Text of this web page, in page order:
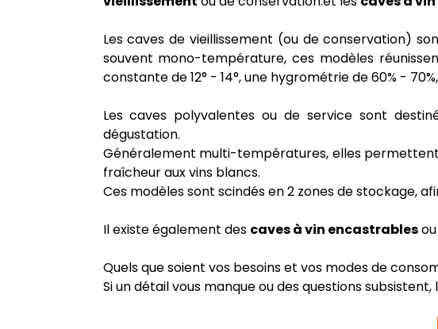
Les caves de vieillissement (ou de conservation)
souvent mono-température, ces modèles
constante de 12° - 14°, une hygrométrie de 60% -
Les caves polyvalentes ou de service sont
dégustation.
Généralement multi-températures, elles
fraîcheur aux vins blancs.
Ces modèles sont scindés en 2 zones de stockage,
Il existe également des caves à vin encastrablesou
Quels que soient vos besoins et vos modes de
Si un détail vous manque ou des questions